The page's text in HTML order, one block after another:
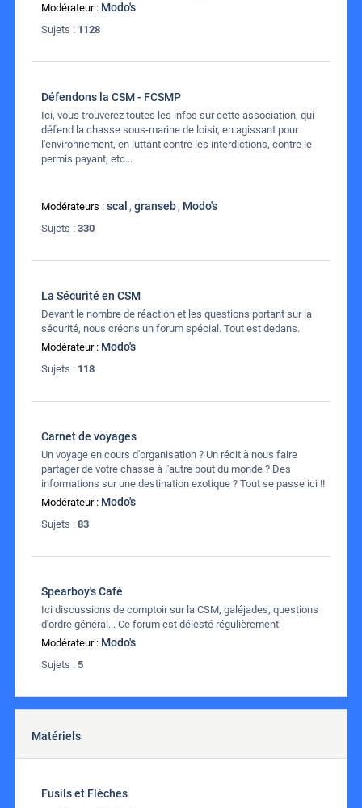
Modérateur : Modo's
Sujets : 1128
Défendons la CSM - FCSMP
Ici, vous trouverez toutes les infos sur cette association, qui
défend la chasse sous-marine de loisir, en agissant pour
l'environnement, en luttant contre les interdictions, contre le
permis payant, etc...
Modérateurs : scal , granseb, Modo's
Sujets : 330
La Sécurité en CSM
Devant le nombre de réaction et les questions portant sur la
sécurité, nous créons un forum spécial. Tout est dedans.
Modérateur : Modo's
Sujets : 118
Carnet de voyages
Un voyage en cours d'organisation ? Un récit à nous faire
partager de votre chasse à l'autre bout du monde ? Des
informations sur une destination exotique ? Tout se passe ici !!
Modérateur : Modo's
Sujets : 83
Spearboy's Café
Ici discussions de comptoir sur la CSM, galéjades, questions
d'ordre général... Ce forum est délesté régulièrement
Modérateur : Modo's
Sujets : 5
Matériels
Fusils et Flèches